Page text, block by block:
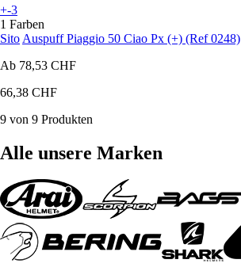
+-3
1 Farben
Sito Auspuff Piaggio 50 Ciao Px (+) (Ref 0248)
Ab 78,53 CHF
66,38 CHF
9 von 9 Produkten
Alle unsere Marken